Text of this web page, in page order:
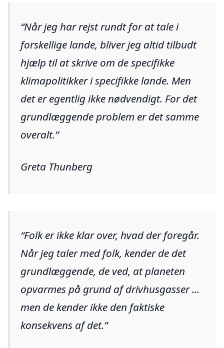
Når jeg har rejst rundt for at tale i
forskellige lande, bliver jeg altid tilbudt
hjælp til at skrive om de specifikke
klimapolitikker i specifikke lande. Men
det er egentlig ikke nødvendigt. For det
grundlæggende problem er det samme
overalt.
Greta Thunberg
Folk er ikke klar over, hvad der foregår.
Når jeg taler med folk, kender de det
grundlæggende, de ved, at planeten
opvarmes på grund af drivhusgasser ...
men de kender ikke den faktiske
konsekvens af det.